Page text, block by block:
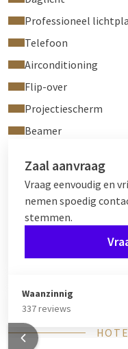
Professioneel
Telefoon
Airconditioning
Flip-over
Projectiescherm
Beamer
Zaal aanvraag
Vraag eenvoudig en
nemen spoedig
stemmen.
Waanzinnig
337 reviews